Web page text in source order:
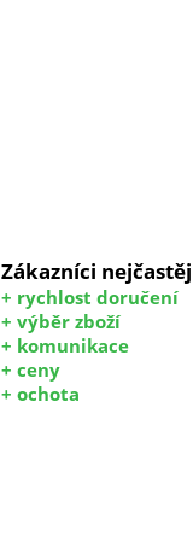
Zákazníci
+ rychlost doručení
+ výběr zboží
+ komunikace
+ ceny
+ ochota